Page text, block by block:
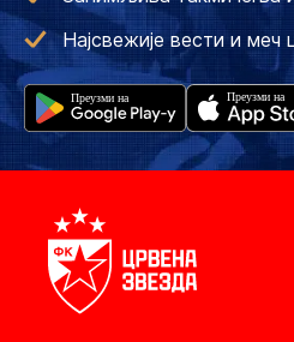
Најсвежије вести и меч